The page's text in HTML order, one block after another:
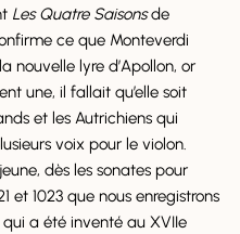
Les Quatre Saisonsde
ce que Monteverdi
nouvelle lyre d’Apollon, or
une, il fallait qu’elle soit
et les Autrichiens qui
voix pour le violon.
dès les sonates pour
et 1023 que nous enregistrons
a été inventé au XVIIe